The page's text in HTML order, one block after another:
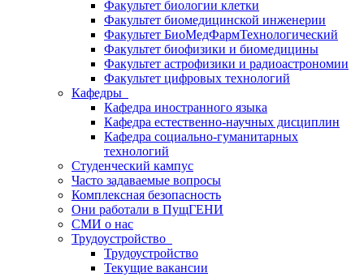
Факультет биологии клетки
Факультет биомедицинской инженерии
Факультет БиоМедФармТехнологический
Факультет биофизики и биомедицины
Факультет астрофизики и радиоастрономии
Факультет цифровых технологий
Кафедры
Кафедра иностранного языка
Кафедра естественно-научных дисциплин
Кафедра социально-гуманитарных
технологий
Студенческий кампус
Часто задаваемые вопросы
Комплексная безопасность
Они работали в ПущГЕНИ
СМИ о нас
Трудоустройство
Трудоустройство
Текущие вакансии